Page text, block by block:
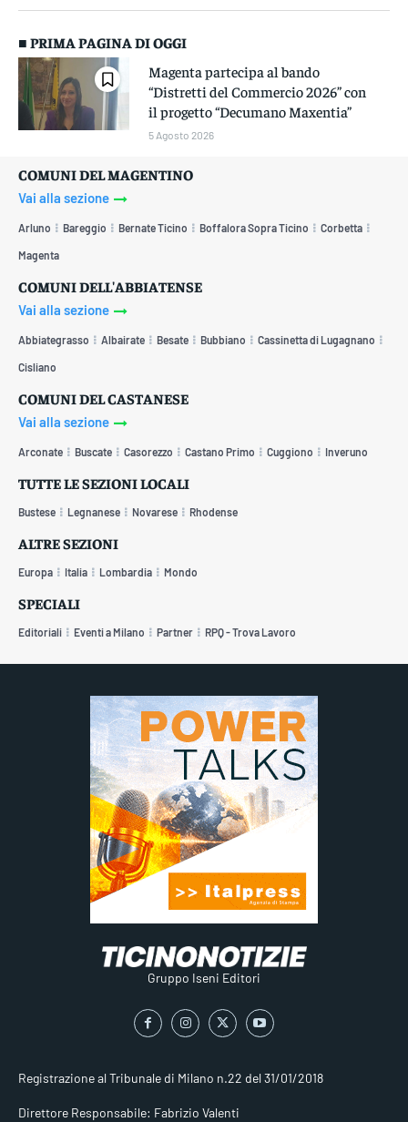
■ PRIMA PAGINA DI OGGI
Magenta partecipa al bando
“Distretti del Commercio 2026” con
il progetto “Decumano Maxentia”
5 Agosto 2026
COMUNI DEL MAGENTINO
Vai alla sezione
Arluno Bareggio Bernate Ticino Boffalora Sopra Ticino Corbetta
Magenta
COMUNI DELL'ABBIATENSE
Vai alla sezione
Abbiategrasso Albairate Besate Bubbiano Cassinetta di Lugagnano
Cisliano
COMUNI DEL CASTANESE
Vai alla sezione
Arconate Buscate Casorezzo Castano Primo Cuggiono Inveruno
TUTTE LE SEZIONI LOCALI
Bustese Legnanese Novarese Rhodense
ALTRE SEZIONI
Europa Italia Lombardia Mondo
SPECIALI
Editoriali Eventi a Milano Partner RPQ - Trova Lavoro
Gruppo Iseni Editori
Registrazione al Tribunale di Milano n.22 del 31/01/2018
Direttore Responsabile: Fabrizio Valenti